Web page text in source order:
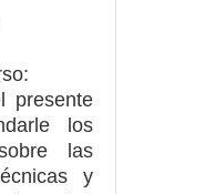
presente
los
las
y